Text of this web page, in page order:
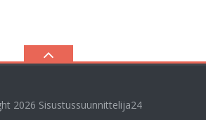
2026 Sisustussuunnittelija24